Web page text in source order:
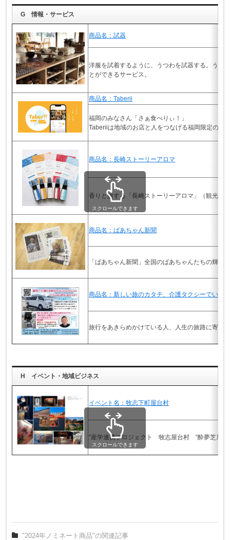
G 情報・サービス
商品名：試器
洋服を試着するように、うつわを試器する。うつ
とができるサービス。
商品名：Taberii
福岡のみなさん「さぁ食べりぃ！」
Taberiiは地域のお店と人をつなげる福岡限定のご
商品名：長崎ストーリーアロマ
香りと旅する「長崎ストーリーアロマ」（観光音
商品名：ばあちゃん新聞
「ばあちゃん新聞」全国のばあちゃんたちの輝く
商品名：新しい旅のカタチ、介護タクシーでいく
旅行をあきらめかけている人、人生の旅路に寄り
スクロールできます
H イベント・地域ビジネス
イベント名：牧志下町屋台村
"産学連携プロジェクト 牧志屋台村 “酔夢芝居舞
スクロールできます
"2024年ノミネート商品"の関連記事